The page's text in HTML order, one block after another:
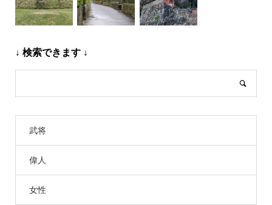
↓ 検索できます ↓
武将
偉人
女性